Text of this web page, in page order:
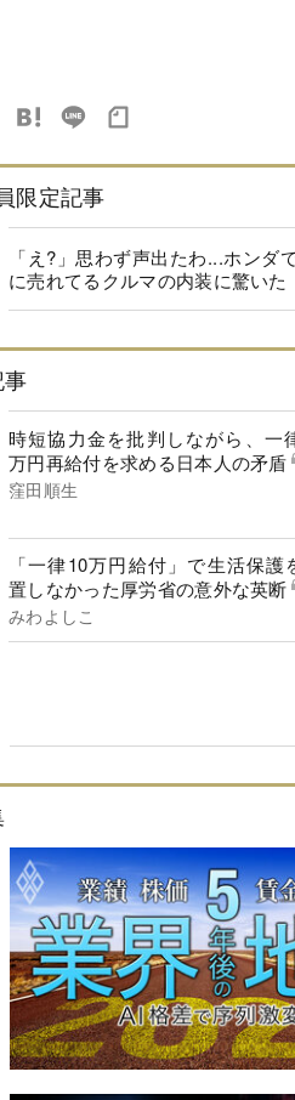
限定記事
「え?」思わず声出たわ...ホンダ
に売れてるクルマの内装に驚いた
時短協力金を批判しながら、一
万円再給付を求める日本人の矛盾
窪田順生
「一律10万円給付」で生活保護
置しなかった厚労省の意外な英断
みわよしこ